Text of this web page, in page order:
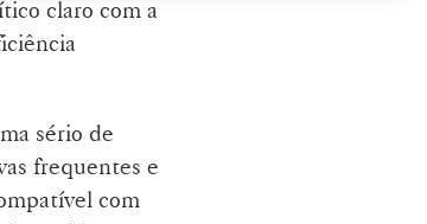
claro com a
sério de
frequentes e
com